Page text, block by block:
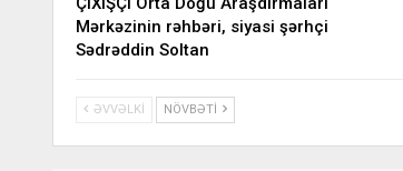
Mərkəzinin rəhbəri, siyasi şərhçi
Sədrəddin Soltan
ƏVVƏLKI NÖVBƏTI